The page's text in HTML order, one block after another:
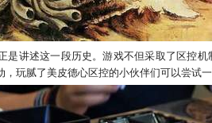
是讲述这一段历史。游戏不但采取了区控
玩腻了美皮德心区控的小伙伴们可以尝试一